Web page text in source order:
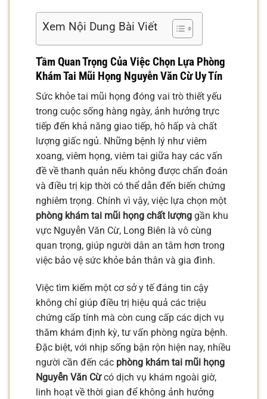
Xem Nội Dung Bài Viết
Tầm Quan Trọng Của Việc Chọn Lựa Phòng
Khám Tai Mũi Họng Nguyễn Văn CừUy Tín
Sức khỏe tai mũi họng đóng vai trò thiết yếu
trong cuộc sống hàng ngày, ảnh hưởng trực
tiếp đến khả năng giao tiếp, hô hấp và chất
lượng giấc ngủ. Những bệnh lý như viêm
xoang, viêm họng, viêm tai giữa hay các vấn
đề về thanh quản nếu không được chẩn đoán
và điều trị kịp thời có thể dẫn đến biến chứng
nghiêm trọng. Chính vì vậy, việc lựa chọn một
phòng khám tai mũi họng chất lượng gần khu
vực Nguyễn Văn Cừ, Long Biên là vô cùng
quan trọng, giúp người dân an tâm hơn trong
việc bảo vệ sức khỏe bản thân và gia đình.
Việc tìm kiếm một cơ sở y tế đáng tin cậy
không chỉ giúp điều trị hiệu quả các triệu
chứng cấp tính mà còn cung cấp các dịch vụ
thăm khám định kỳ, tư vấn phòng ngừa bệnh.
Đặc biệt, với nhịp sống bận rộn hiện nay, nhiều
người cần đến các phòng khám tai mũi họng
Nguyễn Văn Cừcó dịch vụ khám ngoài giờ,
linh hoạt về thời gian để không ảnh hưởng